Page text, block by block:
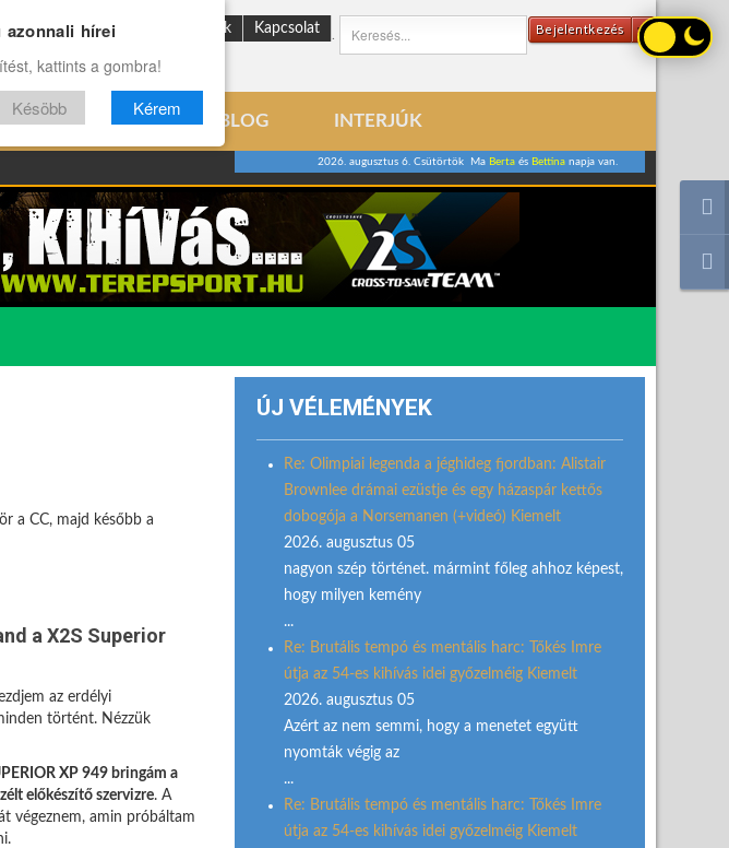
Bejelentkezés
Reviews Archívum Rólunk Kapcsolat
VILÁG BLOG INTERJÚK
2026. augusztus 6. Csütörtök Ma Bertaés Bettinanapja van.
a CC, majd később a
a X2S Superior
az erdélyi
történt. Nézzük
XP 949 bringám a
előkészítő szervizre. A
végeznem, amin próbáltam
ÚJ VÉLEMÉNYEK
Re: Olimpiai legenda a jéghideg fjordban: Alistair
Brownlee drámai ezüstje és egy házaspár kettős
dobogója a Norsemanen (+videó) Kiemelt
2026. augusztus 05
nagyon szép történet. mármint főleg ahhoz képest,
hogy milyen kemény
...
Re: Brutális tempó és mentális harc: Tőkés Imre
útja az 54-es kihívás idei győzelméig Kiemelt
2026. augusztus 05
Azért az nem semmi, hogy a menetet együtt
nyomták végig az
...
Re: Brutális tempó és mentális harc: Tőkés Imre
útja az 54-es kihívás idei győzelméig Kiemelt
azonnali hírei
kattints a gombra!
Késöbb Kérem